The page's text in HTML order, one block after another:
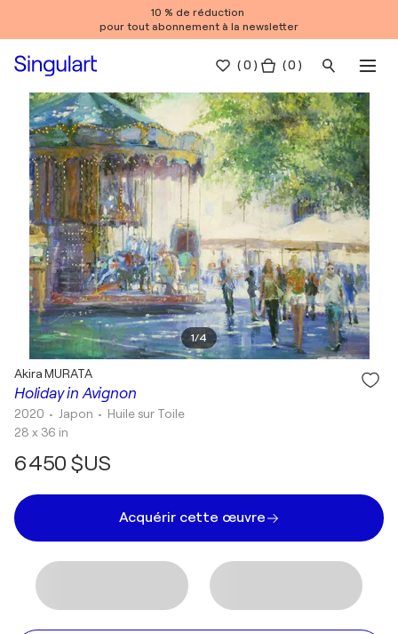
10 % de réduction
pour tout abonnement à la newsletter
(0 ) ( 0 )
1/4
Holiday in Avignon
Akira MURATA
2020 • Japon • Huile sur Toile
28 x 36 in
6 450 $US
Acquérir cette œuvre